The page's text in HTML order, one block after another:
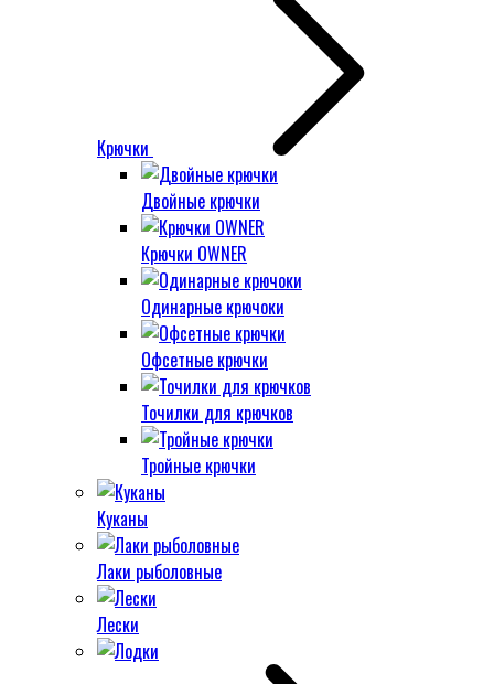
Крючки
Двойные крючки
Крючки OWNER
Одинарные крючоки
Офсетные крючки
Точилки для крючков
Тройные крючки
Куканы
Лаки рыболовные
Лески